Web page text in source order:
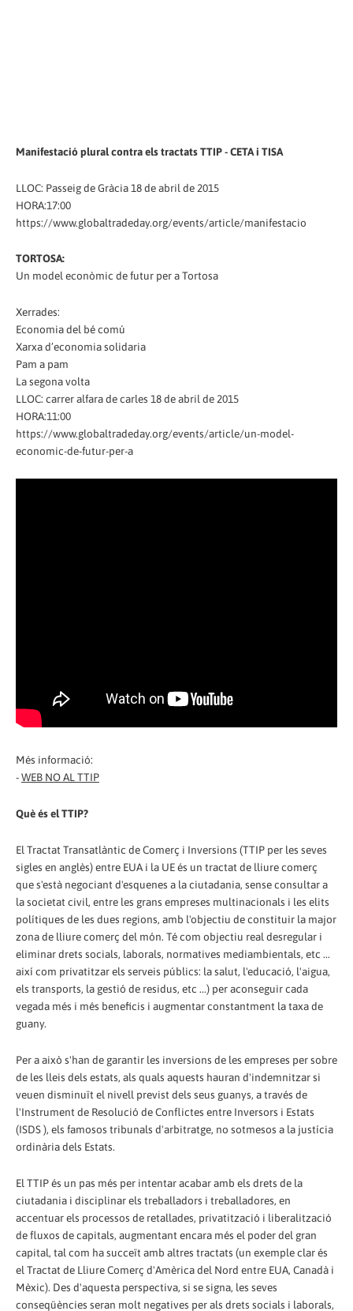
Manifestació plural contra els tractats TTIP - CETA i TISA
LLOC: Passeig de Gràcia 18 de abril de 2015
HORA:17:00
https://www.globaltradeday.org/events/article/manifestacio
TORTOSA:
Un model econòmic de futur per a Tortosa
Xerrades:
Economia del bé comú
Xarxa d’economia solidaria
Pam a pam
La segona volta
LLOC: carrer alfara de carles 18 de abril de 2015
HORA:11:00
https://www.globaltradeday.org/events/article/un-model-
economic-de-futur-per-a
Més informació:
-WEB NO AL TTIP
Què és el TTIP?
El Tractat Transatlàntic de Comerç i Inversions (TTIP per les seves
sigles en anglès) entre EUA i la UE és un tractat de lliure comerç
que s'està negociant d'esquenes a la ciutadania, sense consultar a
la societat civil, entre les grans empreses multinacionals i les elits
polítiques de les dues regions, amb l'objectiu de constituir la major
zona de lliure comerç del món. Té com objectiu real desregular i
eliminar drets socials, laborals, normatives mediambientals, etc ...
així com privatitzar els serveis públics: la salut, l'educació, l'aigua,
els transports, la gestió de residus, etc ...) per aconseguir cada
vegada més i més beneficis i augmentar constantment la taxa de
guany.
Per a això s'han de garantir les inversions de les empreses per sobre
de les lleis dels estats, als quals aquests hauran d'indemnitzar si
veuen disminuït el nivell previst dels seus guanys, a través de
l'Instrument de Resolució de Conflictes entre Inversors i Estats
(ISDS ), els famosos tribunals d'arbitratge, no sotmesos a la justícia
ordinària dels Estats.
El TTIP és un pas més per intentar acabar amb els drets de la
ciutadania i disciplinar els treballadors i treballadores, en
accentuar els processos de retallades, privatització i liberalització
de fluxos de capitals, augmentant encara més el poder del gran
capital, tal com ha succeït amb altres tractats (un exemple clar és
el Tractat de Lliure Comerç d'Amèrica del Nord entre EUA, Canadà i
Mèxic). Des d'aquesta perspectiva, si se signa, les seves
conseqüències seran molt negatives per als drets socials i laborals,